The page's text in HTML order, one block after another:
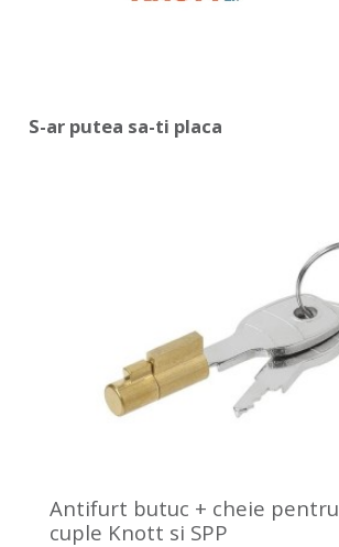
S-ar putea sa-ti placa
Antifurt butuc + cheie pentru
cuple Knott si SPP